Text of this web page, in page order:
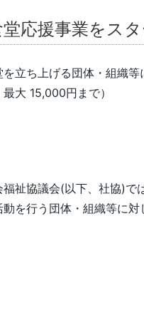
応援事業をスタ
立ち上げる団体・組織
最大 15,000円まで）
祉協議会(以下、社協)で
動を行う団体・組織等に